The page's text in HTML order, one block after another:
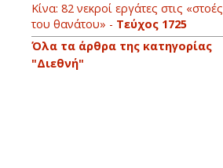
Κίνα: 82 νεκροί εργάτες στις «στοές
του θανάτου» - Τεύχος 1725
Όλα τα άρθρα της κατηγορίας
"Διεθνή"